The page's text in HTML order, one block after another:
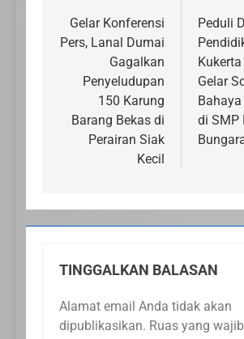
pos
Gelar Konferensi
Pers, Lanal Dumai
Gagalkan
Penyeludupan
150 Karung
Barang Bekas di
Perairan Siak
Kecil
Peduli
Kukerta
Gelar
di SMP
TINGGALKAN BALASAN
Alamat email Anda tidak akan
dipublikasikan. Ruas yang